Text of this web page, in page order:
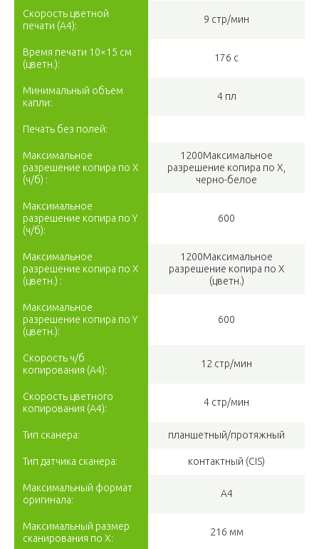
Скорость цветной
печати (A4):
9 стр/мин
Время печати 10×15 см
(цветн.):
176 с
Минимальный объем
капли:
4 пл
Печать без полей:
Максимальное
разрешение копира по X
(ч/б) :
1200Максимальное
разрешение копира по Х,
черно-белое
Максимальное
разрешение копира по Y
(ч/б):
600
Максимальное
разрешение копира по X
(цветн.) :
1200Максимальное
разрешение копира по X
(цветн.)
Максимальное
разрешение копира по Y
(цветн.):
600
Скорость ч/б
копирования (A4):
12 стр/мин
Скорость цветного
копирования (A4):
4 стр/мин
Тип сканера: планшетный/протяжный
Тип датчика сканера: контактный (CIS)
Максимальный формат
оригинала:
A4
Максимальный размер
сканирования по X:
216 мм